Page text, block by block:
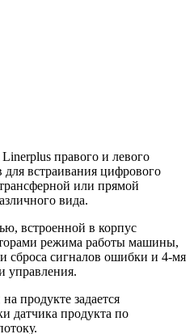
правого и левого
встраивания цифрового
или прямой
вида.
встроенной в корпус
режима работы машины,
сброса сигналов ошибки и 4-мя
управления.
продукте задается
датчика продукта по